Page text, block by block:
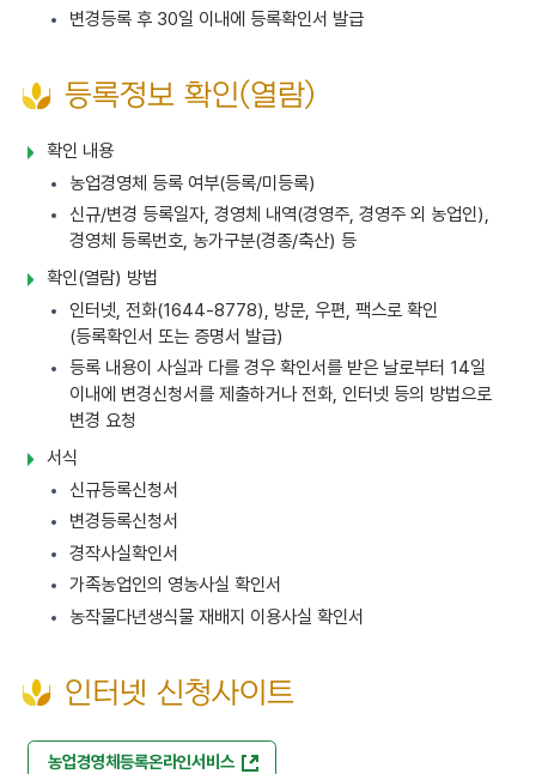
변경등록 후 30일 이내에 등록확인서 발급
등록정보 확인(열람)
확인 내용
농업경영체 등록 여부(등록/미등록)
신규/변경 등록일자, 경영체 내역(경영주, 경영주 외 농업인),
경영체 등록번호, 농가구분(경종/축산) 등
확인(열람) 방법
인터넷, 전화(1644-8778), 방문, 우편, 팩스로 확인
(등록확인서 또는 증명서 발급)
등록 내용이 사실과 다를 경우 확인서를 받은 날로부터 14일
이내에 변경신청서를 제출하거나 전화, 인터넷 등의 방법으로
변경 요청
서식
신규등록신청서
변경등록신청서
경작사실확인서
가족농업인의 영농사실 확인서
농작물다년생식물 재배지 이용사실 확인서
인터넷 신청사이트
농업경영체등록온라인서비스